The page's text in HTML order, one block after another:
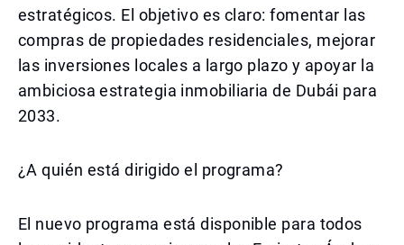
estratégicos. El objetivo es claro: fomentar las
compras de propiedades residenciales, mejorar
las inversiones locales a largo plazo y apoyar la
ambiciosa estrategia inmobiliaria de Dubái para
2033.
¿A quién está dirigido el programa?
El nuevo programa está disponible para todos